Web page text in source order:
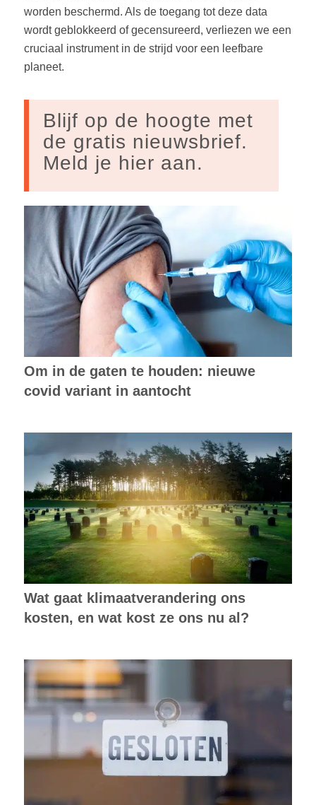
worden beschermd. Als de toegang tot deze data
wordt geblokkeerd of gecensureerd, verliezen we een
cruciaal instrument in de strijd voor een leefbare
planeet.
Blijf op de hoogte met
de gratis nieuwsbrief.
Meld je hier aan.
Om in de gaten te houden: nieuwe
covid variant in aantocht
Wat gaat klimaatverandering ons
kosten, en wat kost ze ons nu al?